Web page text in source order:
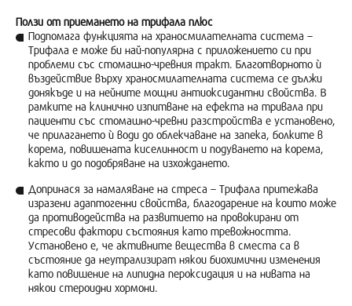
Ползи от приемането на трифала плюс
Подпомага функцията на храносмилателната система –
Трифала е може би най-популярна с приложението си при
проблеми със стомашно-чревния тракт. Благотворното ѝ
въздействие върху храносмилателната система се дължи
донякъде и на нейните мощни антиоксидантни свойства. В
рамките на клинично изпитване на ефекта на тривала при
пациенти със стомашно-чревни разстройства е установено,
че прилагането ѝ води до облекчаване на запека, болките в
корема, повишената киселинност и подуването на корема,
както и до подобряване на изхождането.
Допринася за намаляване на стреса – Трифала притежава
изразени адаптогенни свойства, благодарение на които може
да противодейства на развитието на провокирани от
стресови фактори състояния като тревожността.
Установено е, че активните вещества в сместа са в
състояние да неутрализират някои биохимични изменения
като повишение на липидна пероксидация и на нивата на
някои стероидни хормони.